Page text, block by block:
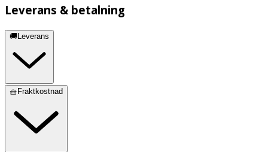
Leverans & betalning
🚚Leverans
🧺Fraktkostnad